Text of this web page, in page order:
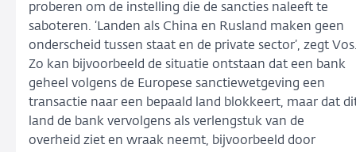
proberen om de instelling die de sancties naleeft te
saboteren. ‘Landen als China en Rusland maken geen
onderscheid tussen staat en de private sector’, zegt
Zo kan bijvoorbeeld de situatie ontstaan dat een bank
geheel volgens de Europese sanctiewetgeving een
transactie naar een bepaald land blokkeert, maar dat
land de bank vervolgens als verlengstuk van de
overheid ziet en wraak neemt, bijvoorbeeld door